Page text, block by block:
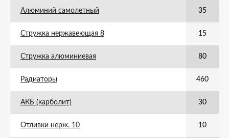
Алюминий самолетный 35
Стружка нержавеющая 8 15
Стружка алюминиевая 80
Радиаторы 460
АКБ (карболит) 30
Отливки нерж. 10 10